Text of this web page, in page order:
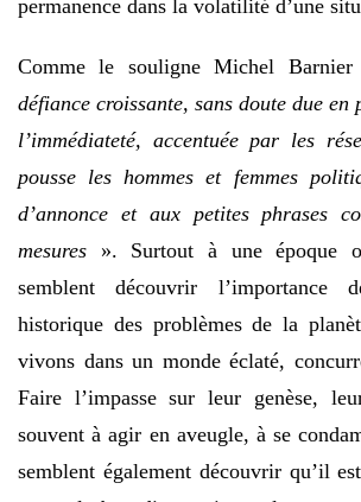
permanence dans la volatilité d’une
Comme le souligne Michel
défiance croissante, sans doute due en
l’immédiateté, accentuée par les
pousse les hommes et femmes
d’annonce et aux petites phrases
mesures ». Surtout à une époque
semblent découvrir l’importance
historique des problèmes de la
vivons dans un monde éclaté,
Faire l’impasse sur leur genèse,
souvent à agir en aveugle, à se
semblent également découvrir qu’il